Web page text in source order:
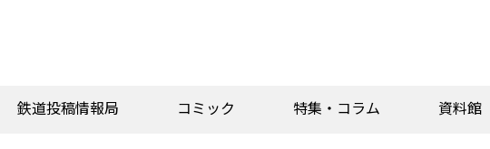
鉄道投稿情報局 コミック 特集・コラム 資料館